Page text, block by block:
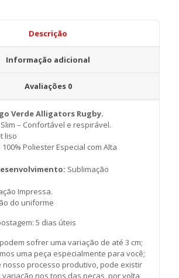
Descrição
Informação adicional
Avaliações 0
Verde Alligators Rugby.
Slim – Confortável e respirável.
liso
100% Poliester Especial com Alta
Sublimação
Impressa.
do uniforme
5 dias úteis
sofrer uma variação de até 3 cm;
uma peça especialmente para você;
nosso processo produtivo, pode existir
nos tons das peças, por volta